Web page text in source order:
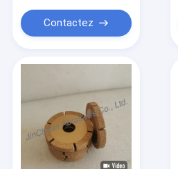
Contactez